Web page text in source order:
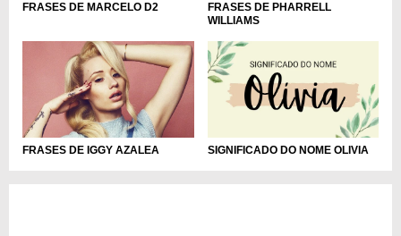
FRASES DE MARCELO D2
FRASES DE PHARRELL
WILLIAMS
FRASES DE IGGY AZALEA SIGNIFICADO DO NOME OLIVIA